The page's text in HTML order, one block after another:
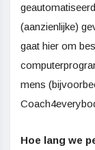
(aanzienlijke)
gaat hier om
mens
Hoe lang we